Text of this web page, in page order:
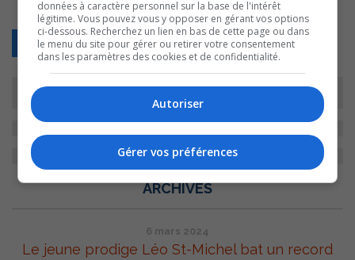
Retour
ARCHIVES
6 mars 2024
Le jeune prodige Léo St-Michel bat un record
données à caractère personnel sur la base de l'intérêt
légitime. Vous pouvez vous y opposer en gérant vos options
ci-dessous. Recherchez un lien en bas de cette page ou dans
le menu du site pour gérer ou retirer votre consentement
dans les paramètres des cookies et de confidentialité.
Autoriser
Gérer vos préférences